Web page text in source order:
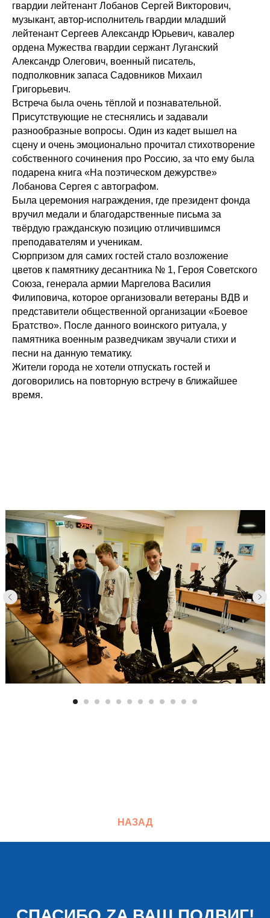
гвардии лейтенант Лобанов Сергей Викторович,
музыкант, автор-исполнитель гвардии младший
лейтенант Сергеев Александр Юрьевич, кавалер
ордена Мужества гвардии сержант Луганский
Александр Олегович, военный писатель,
подполковник запаса Садовников Михаил
Григорьевич.
Встреча была очень тёплой и познавательной.
Присутствующие не стеснялись и задавали
разнообразные вопросы. Один из кадет вышел на
сцену и очень эмоционально прочитал стихотворение
собственного сочинения про Россию, за что ему была
подарена книга «На поэтическом дежурстве»
Лобанова Сергея с автографом.
Была церемония награждения, где президент фонда
вручил медали и благодарственные письма за
твёрдую гражданскую позицию отличившимся
преподавателям и ученикам.
Сюрпризом для самих гостей стало возложение
цветов к памятнику десантника № 1, Героя Советского
Союза, генерала армии Маргелова Василия
Филиповича, которое организовали ветераны ВДВ и
представители общественной организации «Боевое
Братство». После данного воинского ритуала, у
памятника военным разведчикам звучали стихи и
песни на данную тематику.
Жители города не хотели отпускать гостей и
договорились на повторную встречу в ближайшее
время.
НАЗАД